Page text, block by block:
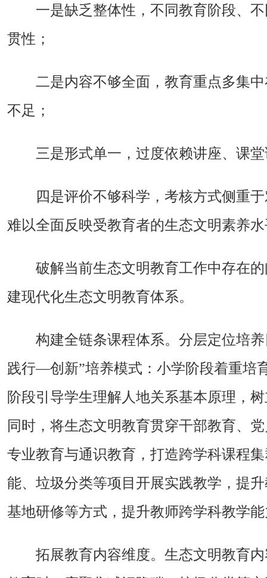
一是缺乏整体性，不同教育阶段、
贯性；
二是内容不够全面，教育重点多集
不足；
三是形式单一，过度依赖讲座、课
四是评价不够科学，考核方式侧重
难以全面反映受教育者的生态文明素养
破解当前生态文明教育工作中存在
建现代化生态文明教育体系。
构建全链条课程体系。分层定位培
践行—创新”培养模式：小学阶段着重培
阶段引导学生理解人地关系基本原理，
同时，将生态文明教育贯穿干部教育、
专业教育与通识教育，打造跨学科课程
能、垃圾分类等项目开展实践教学，提
基地研修等方式，提升教师跨学科教学
拓展教育内容维度。生态文明教育